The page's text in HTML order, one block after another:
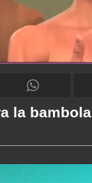
la bambola